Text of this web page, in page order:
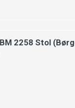
2258 Stol